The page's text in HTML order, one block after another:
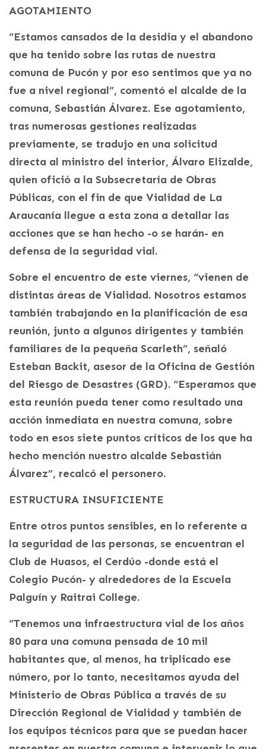
AGOTAMIENTO
“Estamos cansados de la desidia y el abandono
que ha tenido sobre las rutas de nuestra
comuna de Pucón y por eso sentimos que ya no
fue a nivel regional”, comentó el alcalde de la
comuna, Sebastián Álvarez. Ese agotamiento,
tras numerosas gestiones realizadas
previamente, se tradujo en una solicitud
directa al ministro del interior, Álvaro Elizalde,
quien ofició a la Subsecretaría de Obras
Públicas, con el fin de que Vialidad de La
Araucanía llegue a esta zona a detallar las
acciones que se han hecho -o se harán- en
defensa de la seguridad vial.
Sobre el encuentro de este viernes, “vienen de
distintas áreas de Vialidad. Nosotros estamos
también trabajando en la planificación de esa
reunión, junto a algunos dirigentes y también
familiares de la pequeña Scarleth”, señaló
Esteban Backit, asesor de la Oficina de Gestión
del Riesgo de Desastres (GRD). “Esperamos que
esta reunión pueda tener como resultado una
acción inmediata en nuestra comuna, sobre
todo en esos siete puntos críticos de los que ha
hecho mención nuestro alcalde Sebastián
Álvarez”, recalcó el personero.
ESTRUCTURA INSUFICIENTE
Entre otros puntos sensibles, en lo referente a
la seguridad de las personas, se encuentran el
Club de Huasos, el Cerdúo -donde está el
Colegio Pucón- y alrededores de la Escuela
Palguín y Raitrai College.
“Tenemos una infraestructura vial de los años
80 para una comuna pensada de 10 mil
habitantes que, al menos, ha triplicado ese
número, por lo tanto, necesitamos ayuda del
Ministerio de Obras Pública a través de su
Dirección Regional de Vialidad y también de
los equipos técnicos para que se puedan hacer